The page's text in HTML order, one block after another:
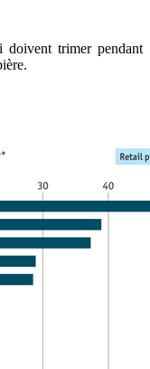
doivent trimer pendant